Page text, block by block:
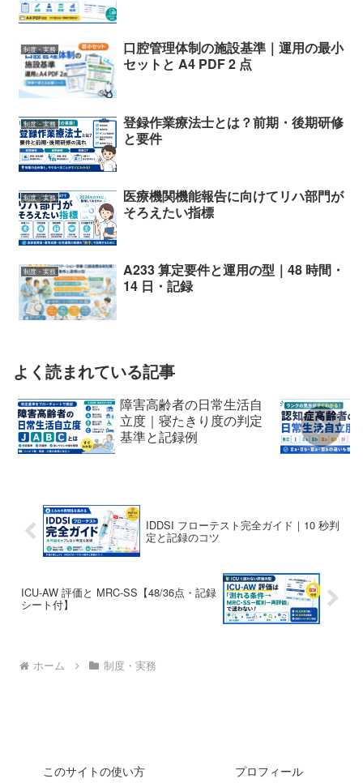
制度・実務
口腔管理体制の施設基準｜運用の最小
セットと A4 PDF 2 点
制度・実務
登録作業療法士とは？前期・後期研修
と要件
制度・実務
医療機関機能報告に向けてリハ部門が
そろえたい指標
制度・実務
A233 算定要件と運用の型｜48 時間・
14 日・記録
よく読まれている記事
障害高齢者の日常生活自
立度｜寝たきり度の判定
基準と記録例
IDDSI フローテスト完全ガイド｜10 秒判
定と記録のコツ
ICU-AW 評価と MRC-SS【48/36点・記録
シート付】
ホーム 制度・実務
このサイトの使い方 プロフィール